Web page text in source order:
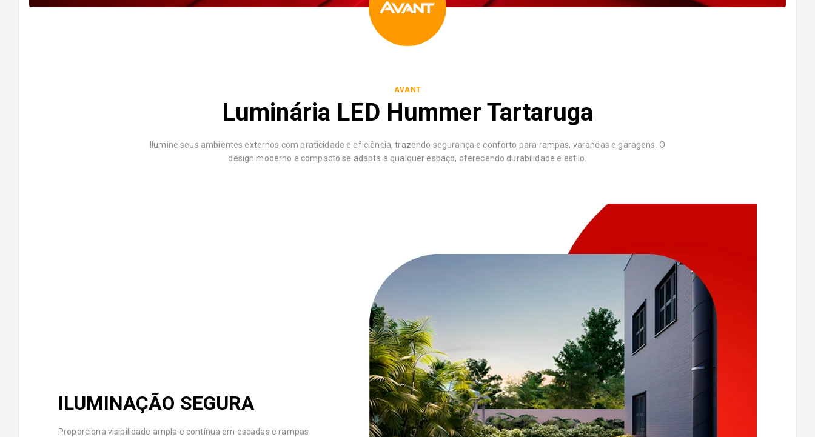
AVANT
Luminária LED Hummer Tartaruga
Ilumine seus ambientes externos com praticidade e eficiência, trazendo segurança e conforto para rampas, varandas e garagens. O
design moderno e compacto se adapta a qualquer espaço, oferecendo durabilidade e estilo.
ILUMINAÇÃO SEGURA
Proporciona visibilidade ampla e contínua em escadas e rampas